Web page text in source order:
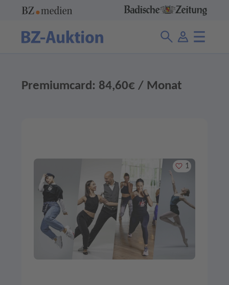
Premiumcard: 84,60€ / Monat
Merken
1